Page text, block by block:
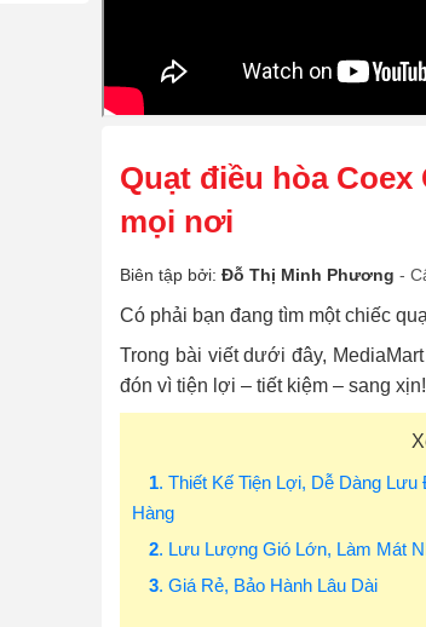
Quạt điều hòa
mọi nơi
Biên tập bởi: Đỗ Thị Minh Phương -
Có phải bạn đang tìm một chiếc
Trong bài viết dưới đây,
đón vì tiện lợi – tiết kiệm – sang xịn!
1. Thiết Kế Tiện Lợi, Dễ Dàng
Hàng
2. Lưu Lượng Gió Lớn, Làm Mát
3. Giá Rẻ, Bảo Hành Lâu Dài